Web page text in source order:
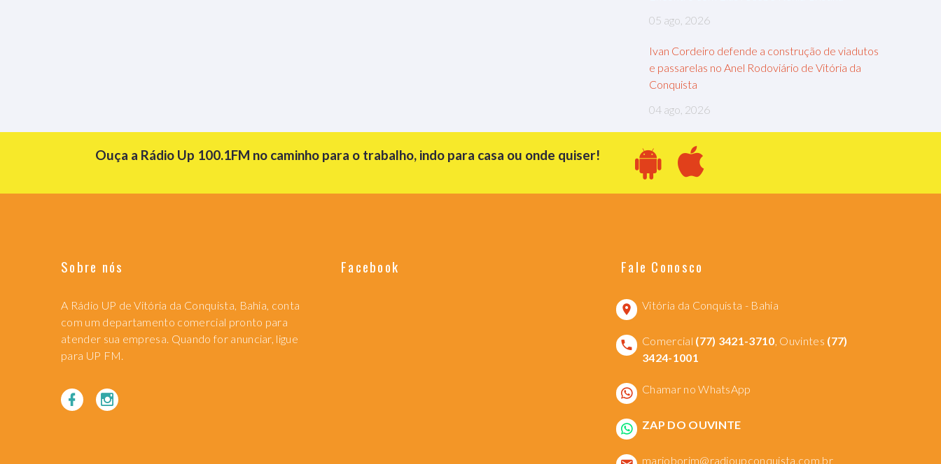
05 ago, 2026
Ivan Cordeiro defende a construção de viadutos
e passarelas no Anel Rodoviário de Vitória da
Conquista
04 ago, 2026
Ouça a Rádio Up 100.1FM no caminho para o trabalho, indo para casa ou onde quiser!
Sobre nós
A Rádio UP de Vitória da Conquista, Bahia, conta
com um departamento comercial pronto para
atender sua empresa. Quando for anunciar, ligue
para UP FM.
Facebook Fale Conosco
Vitória da Conquista - Bahia
Comercial (77) 3421-3710 , Ouvintes (77)
3424-1001
Chamar no WhatsApp
ZAP DO OUVINTE
marioborim@radioupconquista.com.br